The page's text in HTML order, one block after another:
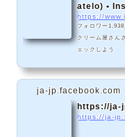
atelo) •
https://
フォロワー
クリーム屋さん
ェックしよう
ja-jp.facebook.com
https://ja-
https://ja-